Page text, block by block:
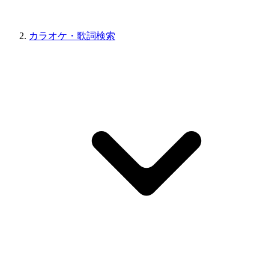
カラオケ・歌詞検索